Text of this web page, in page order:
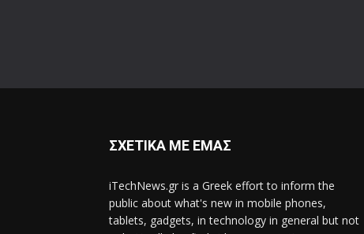
ΣΧΕΤΙΚΑ ΜΕ ΕΜΑΣ
iTechNews.gr is a Greek effort to inform the
public about what's new in mobile phones,
tablets, gadgets, in technology in general but not